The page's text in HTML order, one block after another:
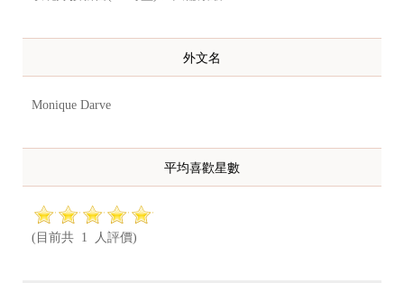
外文名
Monique Darve
平均喜歡星數
(目前共 1 人評價)